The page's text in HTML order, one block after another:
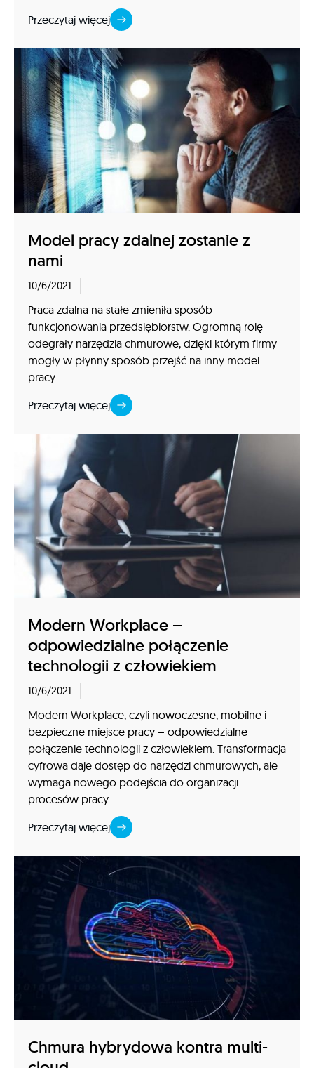
Przeczytaj więcej
Model pracy zdalnej zostanie z
nami
10/6/2021
Praca zdalna na stałe zmieniła sposób
funkcjonowania przedsiębiorstw. Ogromną rolę
odegrały narzędzia chmurowe, dzięki którym firmy
mogły w płynny sposób przejść na inny model
pracy.
Przeczytaj więcej
Modern Workplace –
odpowiedzialne połączenie
technologii z człowiekiem
10/6/2021
Modern Workplace, czyli nowoczesne, mobilne i
bezpieczne miejsce pracy – odpowiedzialne
połączenie technologii z człowiekiem. Transformacja
cyfrowa daje dostęp do narzędzi chmurowych, ale
wymaga nowego podejścia do organizacji
procesów pracy.
Przeczytaj więcej
Chmura hybrydowa kontra multi-